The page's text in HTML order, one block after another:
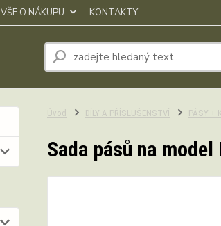
VŠE O NÁKUPU KONTAKTY
Úvod DÍLY A PŘÍSLUŠENSTVÍ PÁSY +
Sada pásů na